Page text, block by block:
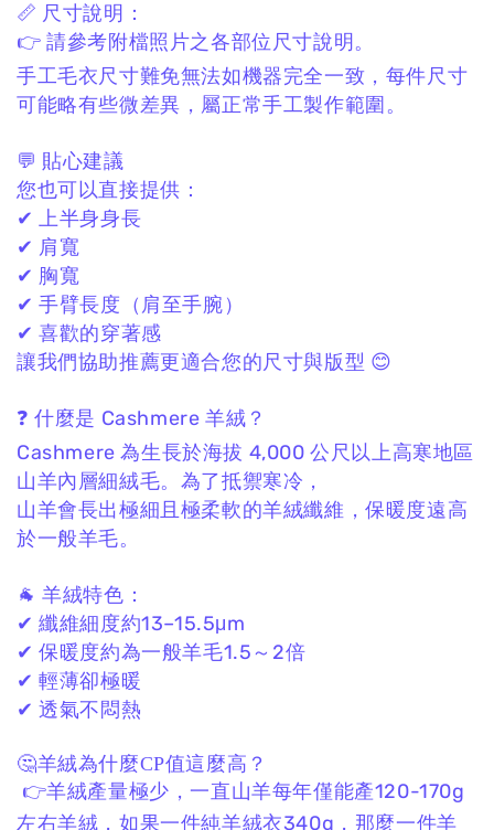
📏 尺寸說明：
👉 請參考附檔照片之各部位尺寸說明。
手工毛衣尺寸難免無法如機器完全一致， 每件尺寸
可能略有些微差異， 屬正常手工製作範圍。
💬 貼心建議
您也可以直接提供：
✔ 上半身身長
✔ 肩寬
✔ 胸寬
✔ 手臂長度（肩至手腕）
✔ 喜歡的穿著感
讓我們協助推薦更適合您的尺寸與版型 😊
❓ 什麼是 Cashmere 羊絨？
Cashmere 為生長於海拔 4,000 公尺以上高寒地區
山羊內層細絨毛。 為了抵禦寒冷，
山羊會長出極細且極柔軟的羊絨纖維，保暖度遠高
於一般羊毛。
🐐 羊絨特色：
✔ 纖維細度約13–15.5μm
✔ 保暖度約為一般羊毛1.5～2倍
✔ 輕薄卻極暖
✔ 透氣不悶熱
🤔羊絨為什麼CP值這麼高？
👉羊絨產量極少，一直山羊每年僅能產120-170g
左右羊絨，如果一件純羊絨衣340g，那麼一件羊